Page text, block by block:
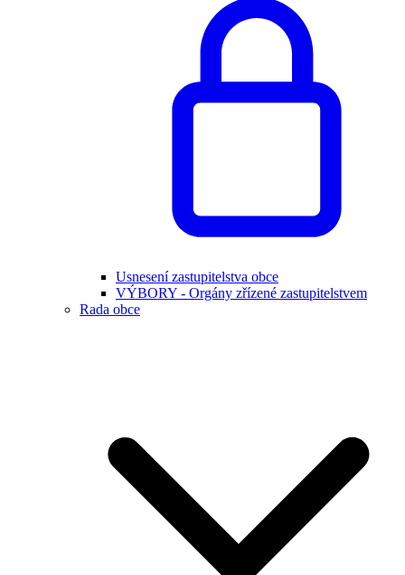
Usnesení zastupitelstva obce
VÝBORY - Orgány zřízené zastupitelstvem
Rada obce